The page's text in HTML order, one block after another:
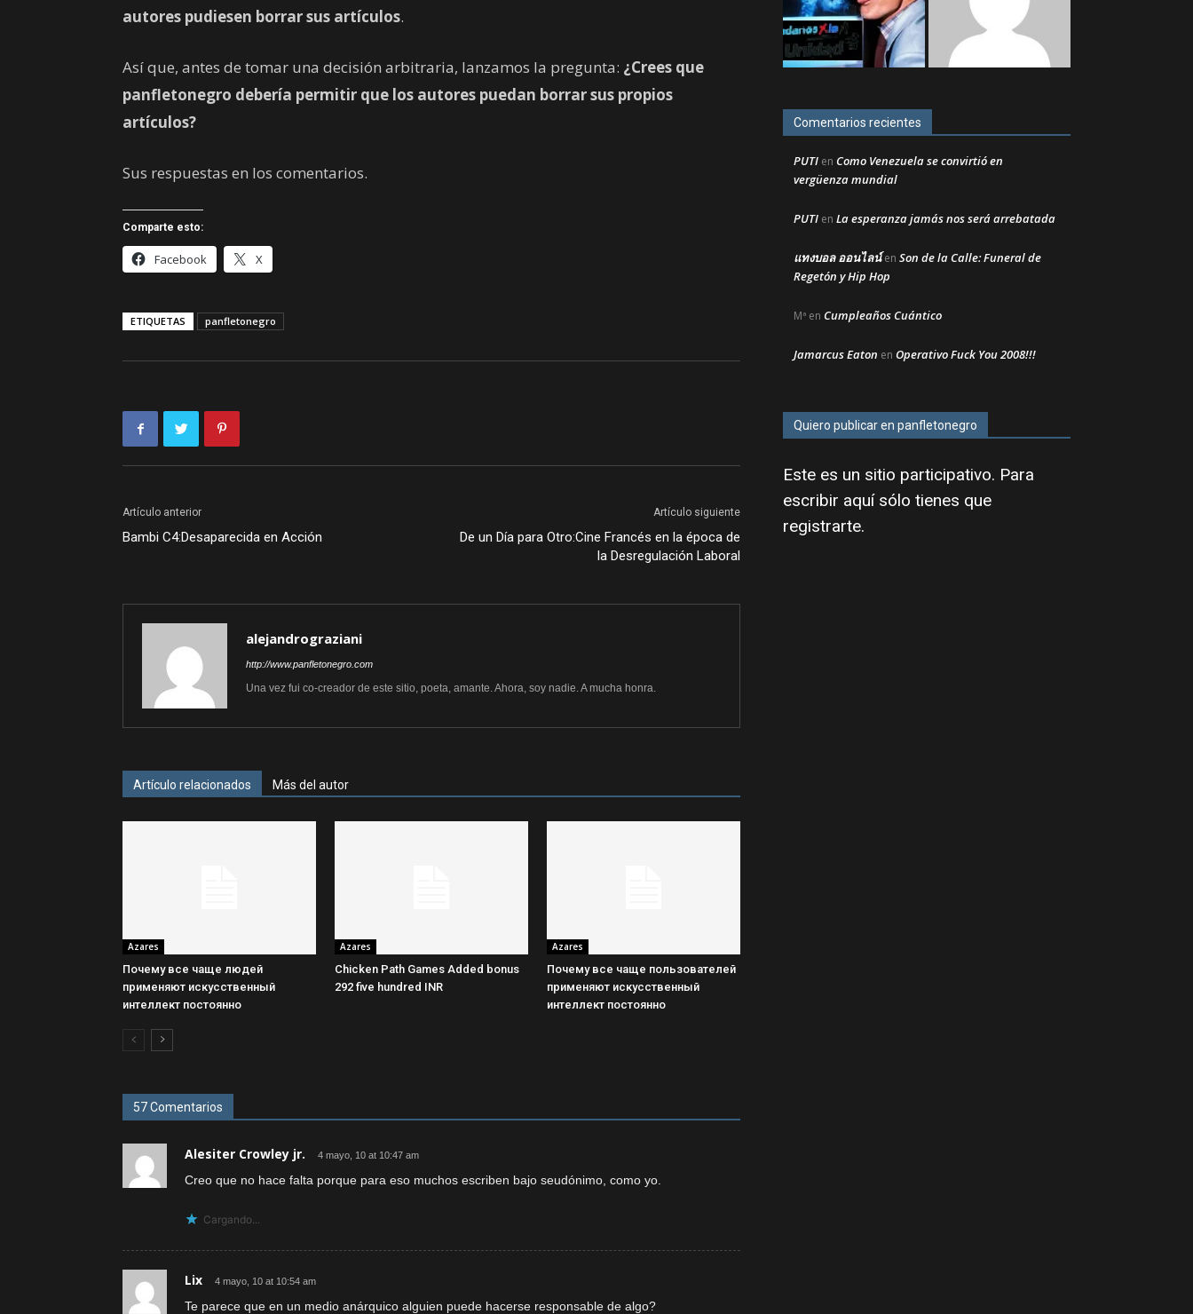
autores pudiesen borrar sus artículos.
Así que, antes de tomar una decisión arbitraria, lanzamos la pregunta: ¿Crees que
panfletonegro debería permitir que los autores puedan borrar sus propios
artículos?
Sus respuestas en los comentarios.
Comparte esto:
Facebook X
ETIQUETAS panfletonegro
Artículo anterior
Bambi C4:Desaparecida en Acción
Artículo siguiente
De un Día para Otro:Cine Francés en la época de
la Desregulación Laboral
alejandrograziani
http://www.panfletonegro.com
Una vez fui co-creador de este sitio, poeta, amante. Ahora, soy nadie. A mucha honra.
Artículo relacionados Más del autor
Azares
Почему все чаще людей
применяют искусственный
интеллект постоянно
Azares
Chicken Path Games Added bonus
292 five hundred INR
Azares
Почему все чаще пользователей
применяют искусственный
интеллект постоянно
57 Comentarios
Alesiter Crowley jr. 4 mayo, 10 at 10:47 am
Creo que no hace falta porque para eso muchos escriben bajo seudónimo, como yo.
Cargando...
Lix 4 mayo, 10 at 10:54 am
Te parece que en un medio anárquico alguien puede hacerse responsable de algo?
Comentarios recientes
PUTI en Como Venezuela se convirtió en
vergüenza mundial
PUTI en La esperanza jamás nos será arrebatada
แทงบอล ออนไลน์en Son de la Calle: Funeral de
Regetón y Hip Hop
Mª en Cumpleaños Cuántico
Jamarcus Eaton en Operativo Fuck You 2008!!!
Quiero publicar en panfletonegro
Este es un sitio participativo. Para
escribir aquí sólo tienes que
registrarte.